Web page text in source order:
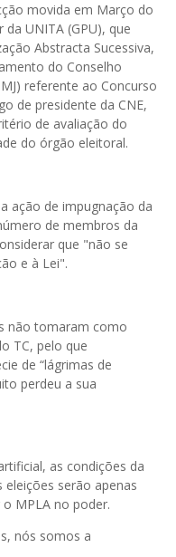
movida em Março do
UNITA (GPU), que
Abstracta Sucessiva,
do Conselho
referente ao Concurso
de presidente da CNE,
de avaliação do
do órgão eleitoral.
ação de impugnação da
de membros da
que "não se
e à Lei".
não tomaram como
TC, pelo que
de “lágrimas de
perdeu a sua
as condições da
serão apenas
MPLA no poder.
nós somos a